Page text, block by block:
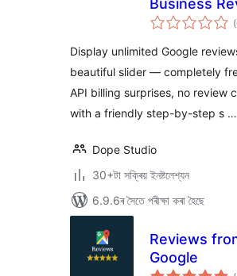
Business
Slider Lite
reviews for
fetch every
Display unlimited Google
beautiful slider — completely
API billing surprises, no review
with a friendly step-by-step s …
Dope Studio
30+টা সক্ৰিয় ইনষ্টলেশ্যন
6.9.6ৰ সৈতে পৰীক্ষা কৰা হৈছে
Reviews
Google